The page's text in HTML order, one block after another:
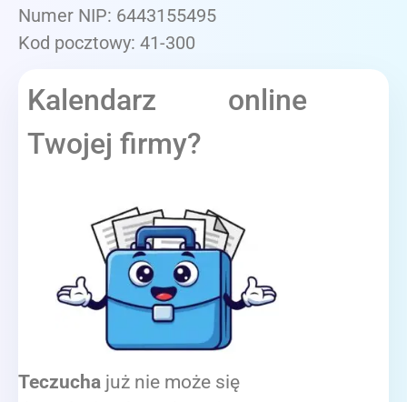
Numer NIP: 6443155495
Kod pocztowy: 41-300
Kalendarz online
Twojej firmy?
Teczucha już nie może się